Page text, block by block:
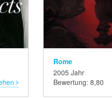
Rome
2005 Jahr
Bewertung: 8,80